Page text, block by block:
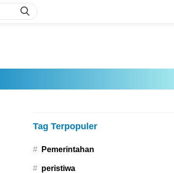
Tag Terpopuler
# Pemerintahan
# peristiwa